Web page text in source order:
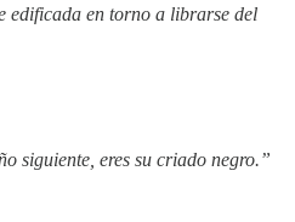
edificada en torno a librarse del
siguiente, eres su criado negro.”